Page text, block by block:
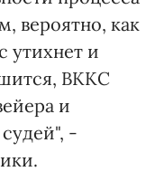
вероятно, как
утихнет и
ВККС
и
-